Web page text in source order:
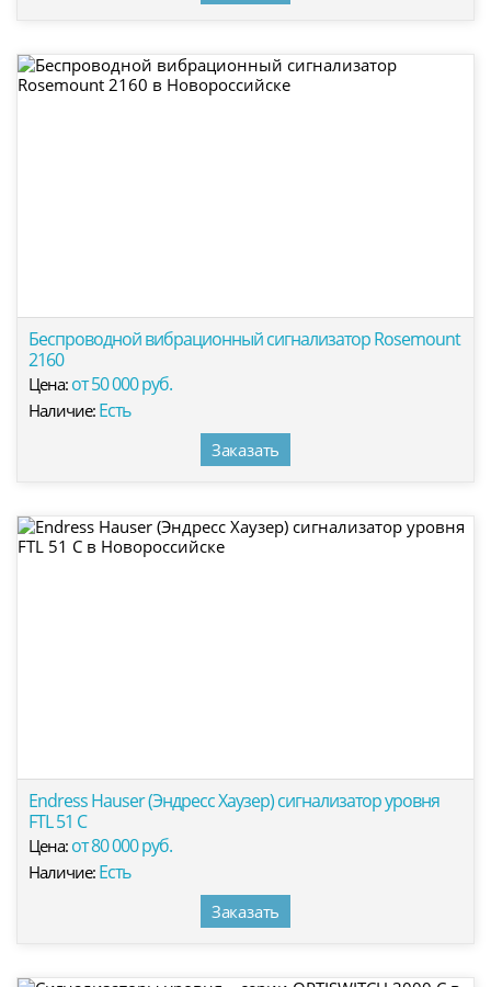
Беспроводной вибрационный сигнализатор Rosemount
2160
Цена: от 50 000 руб.
Наличие: Есть
Заказать
Endress Hauser (Эндресс Хаузер) сигнализатор уровня
FTL 51 C
Цена: от 80 000 руб.
Наличие: Есть
Заказать